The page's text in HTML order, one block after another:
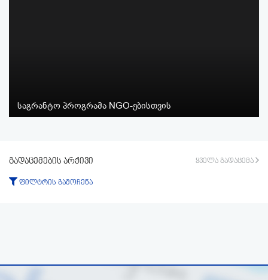
საგრანტო პროგრამა NGO-ებისთვის
გადაცემების არქივი ყველა გადაცემა
ფილტრის გამოჩენა
ტიპი: